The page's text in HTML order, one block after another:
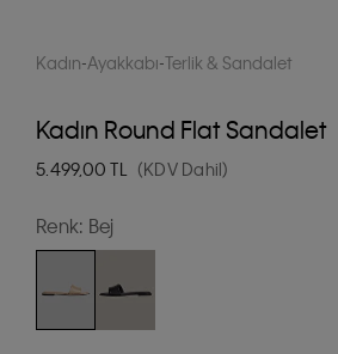
Kadın Ayakkabı Terlik & Sandalet
Kadın Round Flat Sandalet
5.499,00 TL (KDV Dahil)
Renk: Bej